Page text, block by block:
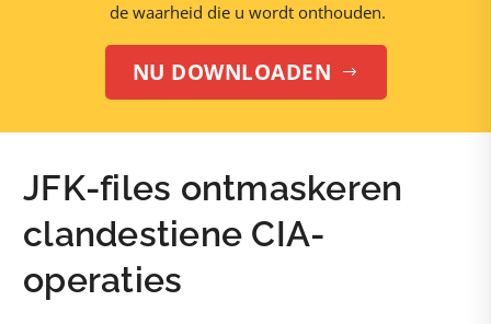
de waarheid die u wordt onthouden.
NU DOWNLOADEN $
JFK-files ontmaskeren
clandestiene CIA-
operaties